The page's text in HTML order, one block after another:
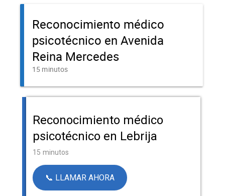
Reconocimiento médico
psicotécnico en Lebrija
15 minutos
📞 LLAMAR AHORA